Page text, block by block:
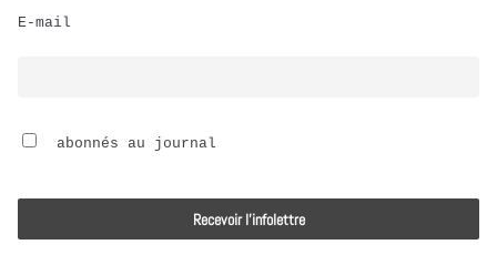
iE-mail
abonnés au journal